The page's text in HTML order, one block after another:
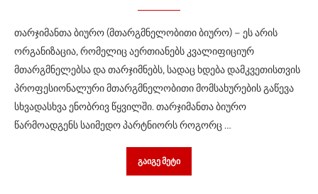
თარჯიმანთა ბიურო (მთარგმნელობითი ბიურო) – ეს არის
ორგანიზაცია, რომელიც აერთიანებს კვალიფიციურ
მთარგმნელებსა და თარჯიმნებს, სადაც ხდება დამკვეთისთვის
პროფესიონალური მთარგმნელობითი მომსახურების გაწევა
სხვადასხვა ენობრივ წყვილში. თარჯიმანთა ბიურო
წარმოადგენს საიმედო პარტნიორს როგორც …
ᲒᲐᲘᲒᲔ ᲛᲔᲢᲘ